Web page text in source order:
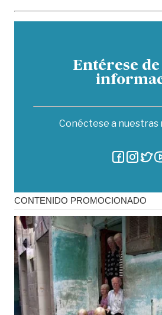
Entérese
Conéctese a nuestras